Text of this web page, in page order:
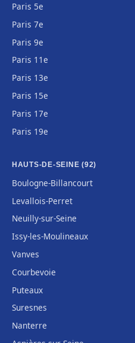
Paris 5e
Paris 7e
Paris 9e
Paris 11e
Paris 13e
Paris 15e
Paris 17e
Paris 19e
HAUTS-DE-SEINE (92)
Boulogne-Billancourt
Levallois-Perret
Neuilly-sur-Seine
Issy-les-Moulineaux
Vanves
Courbevoie
Puteaux
Suresnes
Nanterre